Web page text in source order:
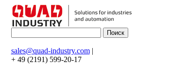
sales@quad-industry.com|
+ 49 (2191) 599-20-17